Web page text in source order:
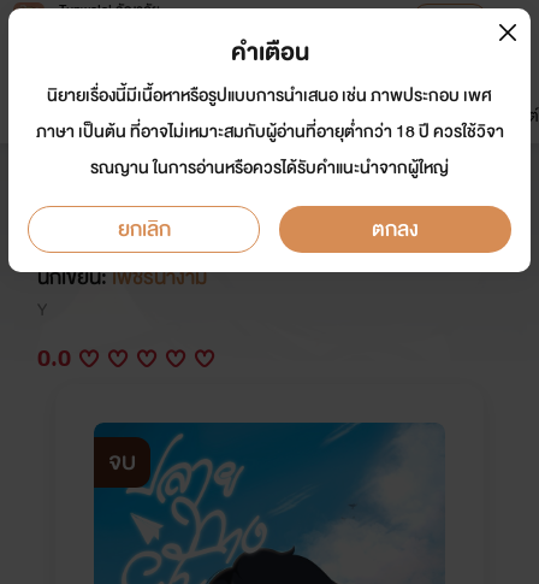
Tunwalai ธัญวลัย
หน้าแรก นิยาย อีบุ๊ก การ์ตูน
มาใหม่
ดรีมแชท ธัญลิสต์
(END) ปลายทางฝัน...(BOY LOVE)
|| เพชรน้ำงาม ||
นักเขียน:เพชรน้ำงาม
Y
0.0
จบ
คำเตือน
นิยายเรื่องนี้มีเนื้อหาหรือรูปแบบการนำเสนอ เช่น ภาพประกอบ เพศ
ภาษา เป็นต้น ที่อาจไม่เหมาะสมกับผู้อ่านที่อายุต่ำกว่า 18 ปี ควรใช้วิจา
รณญาน ในการอ่านหรือควรได้รับคำแนะนำจากผู้ใหญ่
ยกเลิก ตกลง